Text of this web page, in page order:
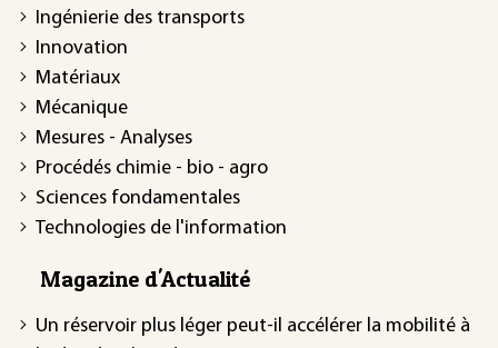
Ingénierie des transports
Innovation
Matériaux
Mécanique
Mesures - Analyses
Procédés chimie - bio - agro
Sciences fondamentales
Technologies de l'information
Magazine d'Actualité
Un réservoir plus léger peut-il accélérer la mobilité à